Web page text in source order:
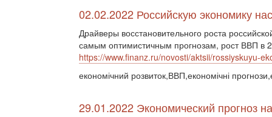
02.02.2022 Российскую экономику
Драйверы восстановительного роста
самым оптимистичным прогнозам, рост ВВП в
https://www.finanz.ru/novosti/aktsii/rossiyskuyu-
економічний розвиток,ВВП,економічні
29.01.2022 Экономический прогноз